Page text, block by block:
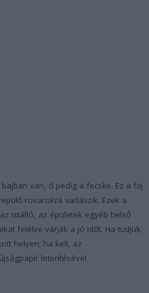
van, ő pedig a fecske. Ez a faj
rovarokra vadászik. Ezek a
istálló, az épületek egyéb belső
felélve várják a jó időt. Ha tudjuk,
helyen; ha kell, az
leterítésével